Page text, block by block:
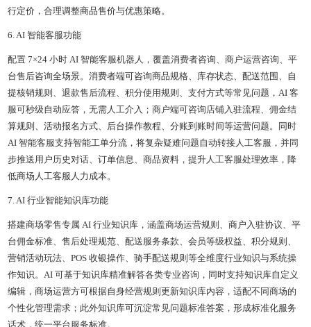
行定价，合理调整商品售价与优惠策略。
6. AI 智能客服功能
配置 7×24 小时 AI 智能客服机器人，覆盖消费者咨询、商户运营咨询、平
台售后咨询全场景。消费者端可咨询商品规格、库存状态、配送范围、自
提核销规则、退款售后流程、积分使用规则、支付方式等常见问题，AI 客
服可秒级自动应答，无需人工介入；商户端可咨询店铺入驻流程、佣金结
算规则、活动报名方式、后台操作教程、分账到账时间等运营问题。同时
AI 智能客服支持智能工单分流，将复杂疑难问题自动转接人工客服，并同
步推送用户历史对话、订单信息、商品资料，提升人工客服处理效率，降
低商场人工客服人力成本。
7. AI 行业智能知识库功能
搭建商场零售专属 AI 行业知识库，涵盖商场运营规则、商户入驻协议、平
台佣金标准、售后处理规范、配送服务条款、会员等级权益、积分规则、
营销活动玩法、POS 收银操作、骑手配送规则等全维度行业知识与系统操
作知识。AI 可基于知识库精准解答各类专业咨询，同时支持知识库自定义
编辑，商场运营方可根据自身经营规则更新知识库内容，适配不同商场的
个性化管理需求；此外知识库可沉淀常见问题标准答案，形成标准化服务
话术，统一平台服务标准。